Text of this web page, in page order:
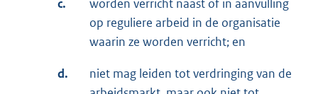
c.
worden verricht naast of in aanvulling
op reguliere arbeid in de organisatie
waarin ze worden verricht; en
d.
niet mag leiden tot verdringing van de